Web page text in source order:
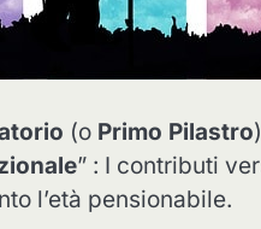
(o Primo Pilastro
” : I contributi
l’età pensionabile.